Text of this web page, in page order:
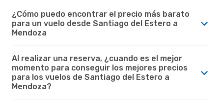
¿Cómo puedo encontrar el precio más barato
para un vuelo desde Santiago del Estero a
Mendoza
Al realizar una reserva, ¿cuando es el mejor
momento para conseguir los mejores precios
para los vuelos de Santiago del Estero a
Mendoza?